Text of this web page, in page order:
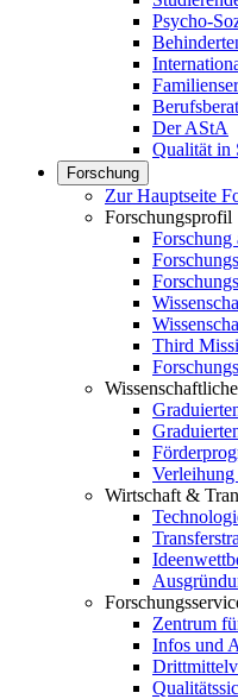
Psycho-
Der AStA
Qualität in
Forschung
Zur Hauptseite
Forschungsprofil
Forschung
Third
Wirtschaft &
Zentrum
Infos und